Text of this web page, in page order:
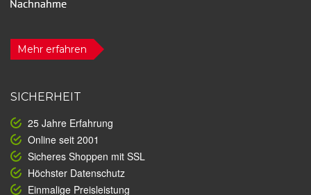
Mehr erfahren
SICHERHEIT
25 Jahre Erfahrung
Online seit 2001
Sicheres Shoppen mit SSL
Höchster Datenschutz
Einmalige Preisleistung